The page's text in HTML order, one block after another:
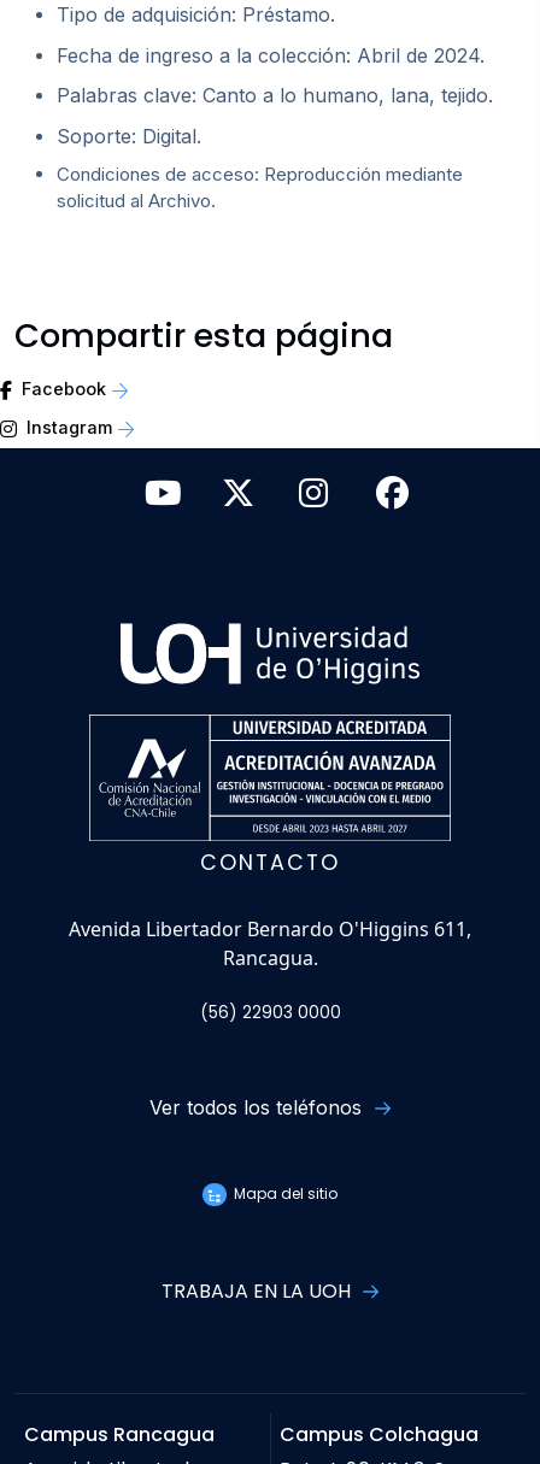
Tipo de adquisición: Préstamo.
Fecha de ingreso a la colección: Abril de 2024.
Palabras clave: Canto a lo humano, lana, tejido.
Soporte: Digital.
Condiciones de acceso: Reproducción mediante
solicitud al Archivo.
Compartir esta página
Facebook
Instagram
CONTACTO
Avenida Libertador Bernardo O'Higgins 611,
Rancagua.
(56) 22903 0000
Ver todos los teléfonos
Mapa del sitio
TRABAJA EN LA UOH
Campus Rancagua
Campus Colchagua